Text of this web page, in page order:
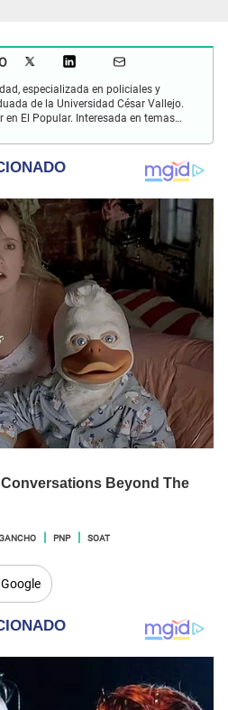
especializada en policiales y
de la Universidad César Vallejo.
en El Popular. Interesada en temas
y doblajes.
PNP SOAT